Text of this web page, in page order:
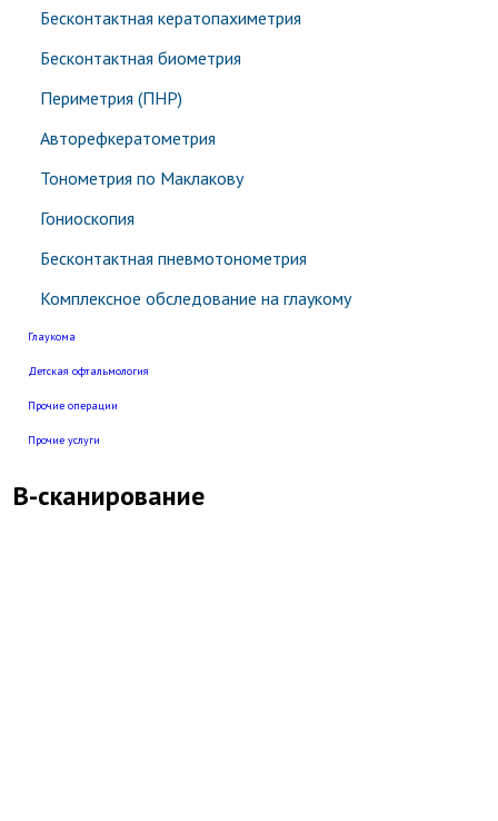
Бесконтактная кератопахиметрия
Бесконтактная биометрия
Периметрия (ПНР)
Авторефкератометрия
Тонометрия по Маклакову
Гониоскопия
Бесконтактная пневмотонометрия
Комплексное обследование на глаукому
Глаукома
Детская офтальмология
Прочие операции
Прочие услуги
В-сканирование